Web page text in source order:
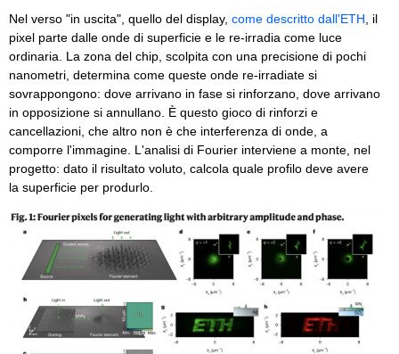
Nel verso "in uscita", quello del display, come descritto dall'ETH , il
pixel parte dalle onde di superficie e le re-irradia come luce
ordinaria. La zona del chip, scolpita con una precisione di pochi
nanometri, determina come queste onde re-irradiate si
sovrappongono: dove arrivano in fase si rinforzano, dove arrivano
in opposizione si annullano. È questo gioco di rinforzi e
cancellazioni, che altro non è che interferenza di onde, a
comporre l'immagine. L'analisi di Fourier interviene a monte, nel
progetto: dato il risultato voluto, calcola quale profilo deve avere
la superficie per produrlo.